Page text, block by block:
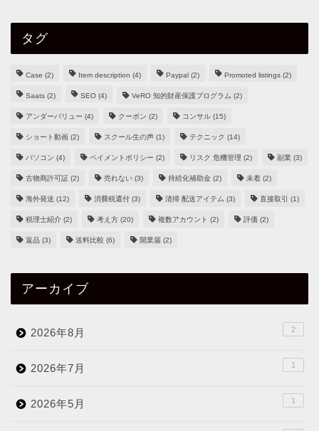
タグ
Case (2) Item description (4) Paypal (2) Promoted listings (2)
Saats (2) SEO (4) VeRO 知的財産保護プログラム (2)
アンダーバリュー (4) クーポン (2) コンサル (15)
ショート動画 (2) スクール生の声 (1) テクニック (14)
パソコン (4) ペイメントポリシー (2) リスク 危機管理 (2) 副業 (3)
古物商許可証 (2) 売れない (3) 持続化補助金 (2) 未着 (2)
海外発送 (12) 消費税還付 (3) 清掃 配送アイテム (3) 直接取引 (1)
税理士紹介 (2) 考え方 (20) 複数アカウント (2) 評価 (2)
返品 (3) 送料比較 (6) 開業届 (2)
アーカイブ
2026年8月 2
2026年7月 1
2026年5月 1